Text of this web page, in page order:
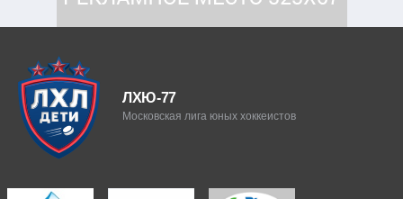
ЛХЮ-77
Московская лига юных хоккеистов